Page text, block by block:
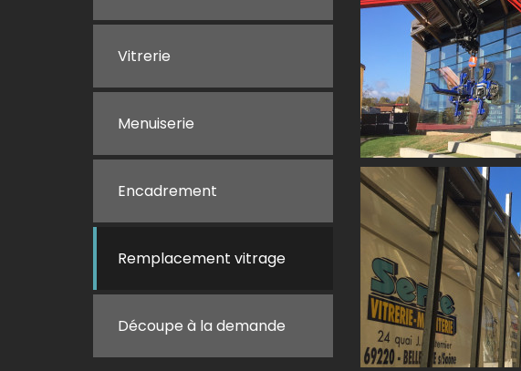
Vitrerie
Menuiserie
Encadrement
Remplacement vitrage
Découpe à la demande